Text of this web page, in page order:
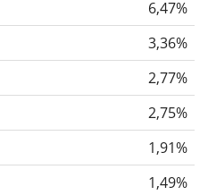
6,47%
3,36%
2,77%
2,75%
1,91%
1,49%